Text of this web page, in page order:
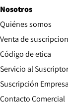
Nosotros
Quiénes somos
Venta de
Código de etica
Servicio al Suscriptor
Suscripción
Contacto Comercial